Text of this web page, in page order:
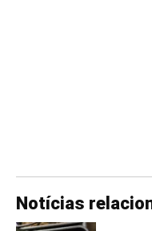
Notícias